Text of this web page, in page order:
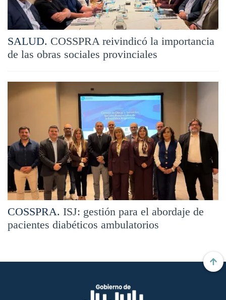
SALUD. COSSPRA reivindicó la importancia
de las obras sociales provinciales
COSSPRA. ISJ: gestión para el abordaje de
pacientes diabéticos ambulatorios